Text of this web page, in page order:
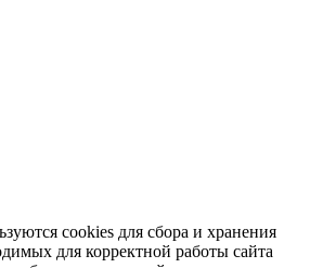
cookies для сбора и хранения
для корректной работы сайта